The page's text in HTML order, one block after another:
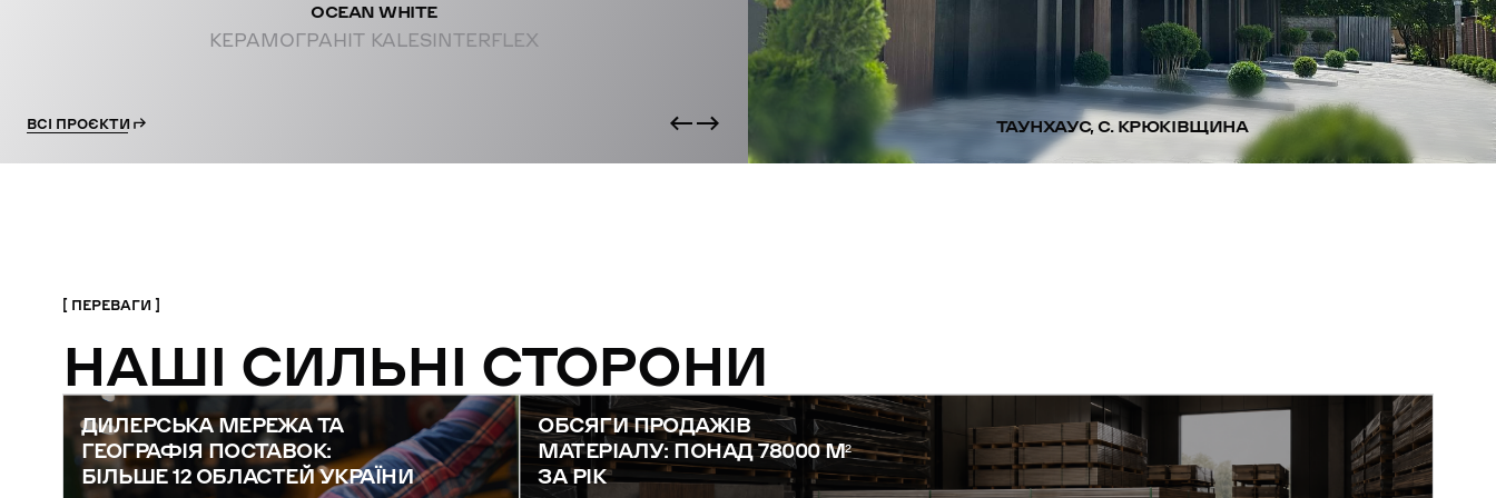
OCEAN WHITE
КЕРАМОГРАНІТ KALESINTERFLEX
ВСІ ПРОЄКТИ ТАУНХАУС, С. КРЮКІВЩИНА
ПЕРЕВАГИ
НАШІ СИЛЬНІ СТОРОНИ
ДИЛЕРСЬКА МЕРЕЖА ТА
ГЕОГРАФІЯ ПОСТАВОК:
БІЛЬШЕ 12 ОБЛАСТЕЙ УКРАЇНИ
ОБСЯГИ ПРОДАЖІВ
МАТЕРІАЛУ: ПОНАД 78000 М²
ЗА РІК